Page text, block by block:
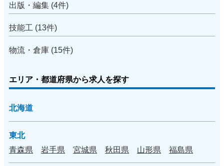
出版・編集 (4件)
技能工 (13件)
物流・倉庫 (15件)
エリア・都道府県から求人を探す
北海道
東北
青森県
岩手県 宮城県 秋田県 山形県 福島県